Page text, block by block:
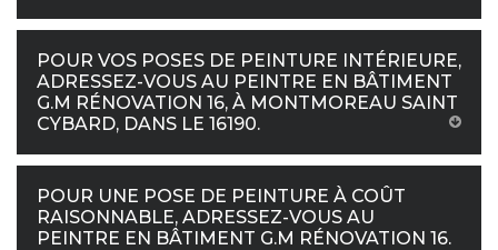
POUR VOS POSES DE PEINTURE INTÉRIEURE,
ADRESSEZ-VOUS AU PEINTRE EN BÂTIMENT
G.M RÉNOVATION 16, À MONTMOREAU SAINT
CYBARD, DANS LE 16190.
POUR UNE POSE DE PEINTURE À COÛT
RAISONNABLE, ADRESSEZ-VOUS AU
PEINTRE EN BÂTIMENT G.M RÉNOVATION 16.